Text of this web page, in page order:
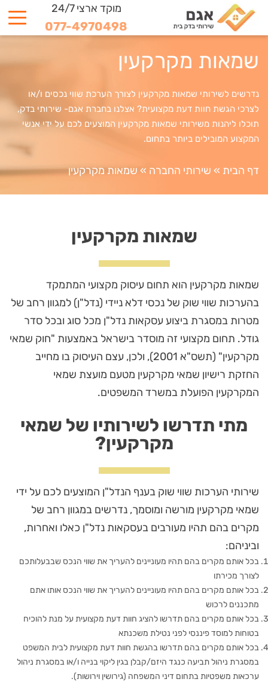
מוקד ארצי 24/7
077-4970498
שמאות מקרקעין
נדרשים לשירותי שמאות מקרקעין לצורך הערכת שווי נכסים ו/או
לצרכי הגשת חוות דעת מקצועית? אצלנו בחברת אגם- שירותי בדק,
תוכלו ליהנות משירותי שמאות מקרקעין המוצעים לכם על ידי אנשי
המקצוע המובילים ביותר בתחום.
דף הבית » שירותי החברה » שמאות מקרקעין
שמאות מקרקעין
שמאות מקרקעין הוא תחום עיסוק מקצועי המתמקד
בהערכות שווי שוק של נכסי דלא ניידי (נדל"ן) למגוון רחב של
מטרות במסגרת ביצוע עסקאות נדל"ן מכל סוג ובכל סדר
גודל. תחום מקצועי זה מוסדר בישראל באמצעות "חוק שמאי
מקרקעין" (תשס"א 2001), ולכן, עצם העיסוק בו מחייב
החזקת רישיון שמאי מקרקעין מטעם מועצת שמאי
המקרקעין הפועלת במשרד המשפטים.
מתי תדרשו לשירותיו של שמאי
מקרקעין?
שירותי הערכות שווי שוק בענף הנדל"ן המוצעים לכם על ידי
שמאי מקרקעין מורשה ומוסמך, נדרשים במגוון רחב של
מקרים בהם תהיו מעורבים בעסקאות נדל"ן כאלו ואחרות,
וביניהם:
בכל אותם מקרים בהם תהיו מעוניינים להעריך את שווי הנכס שבבעלותכם
לצורך מכירתו
בכל אותם מקרים בהם תהיו מעוניינים להעריך את שווי הנכס אותו אתם
מתכננים לרכוש
בכל אותם מקרים בהם תדרשו להציג חוות דעת מקצועית על מנת להוכיח
בטוחות למוסד פיננסי לפני נטילת משכנתא
בכל אותם מקרים בהם תדרשו בהגשת חוות דעת מקצועית לבית המשפט
במסגרת ניהול תביעה כנגד היזם/קבלן בגין ליקוי בנייה ו/או במסגרת ניהול
ערכאות משפטיות בתחום דיני המשפחה (גירושין וירושות).